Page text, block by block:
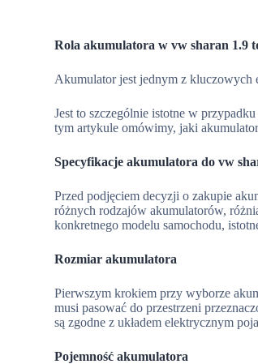
Rola akumulatora w vw sharan 1.9
Akumulator jest jednym z kluczowych
Jest to szczególnie istotne w
tym artykule omówimy, jaki
Specyfikacje akumulatora do vw
Przed podjęciem decyzji o zakupie
różnych rodzajów akumulatorów,
konkretnego modelu samochodu,
Rozmiar akumulatora
Pierwszym krokiem przy wyborze
musi pasować do przestrzeni
są zgodne z układem elektrycznym
Pojemność akumulatora